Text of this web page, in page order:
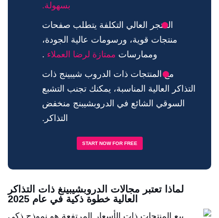
بسهولة.
المتجر العالي التكلفة يتطلب صفحات
منتجات قوية، ورسومات عالية الجودة،
وممارسات ممتازة لرضا العملاء .
مع المنتجات ذات الدروب شيبينج ذات
التذاكر العالية المناسبة، يمكنك تجنب التشبع
السوقي الشائع في الدروبشيبنج منخفض
التذاكر.
START NOW FOR FREE
لماذا تعتبر مجالات الدروبشيبينغ ذات التذاكر
العالية خطوة ذكية في عام 2025